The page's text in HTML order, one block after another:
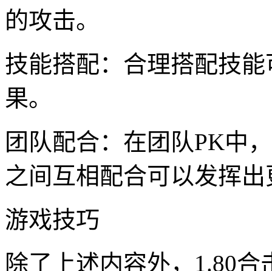
的攻击。
技能搭配：合理搭配技
果。
团队配合：在团队PK中
之间互相配合可以发挥
游戏技巧
除了上述内容外，1.80